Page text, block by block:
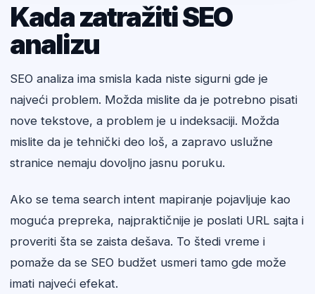
Kada zatražiti SEO
analizu
SEO analiza ima smisla kada niste sigurni gde je
najveći problem. Možda mislite da je potrebno pisati
nove tekstove, a problem je u indeksaciji. Možda
mislite da je tehnički deo loš, a zapravo uslužne
stranice nemaju dovoljno jasnu poruku.
Ako se tema search intent mapiranje pojavljuje kao
moguća prepreka, najpraktičnije je poslati URL sajta i
proveriti šta se zaista dešava. To štedi vreme i
pomaže da se SEO budžet usmeri tamo gde može
imati najveći efekat.